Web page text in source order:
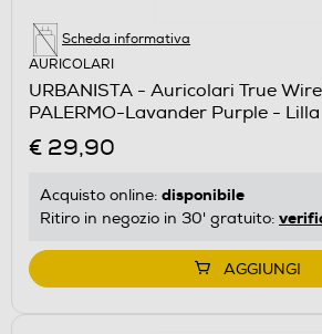
Scheda informativa
AURICOLARI
URBANISTA - Auricolari True
PALERMO-Lavander Purple - Lilla
€ 29,90
Acquisto online: disponibile
Ritiro in negozio in 30' gratuito:
AGGIUNGI